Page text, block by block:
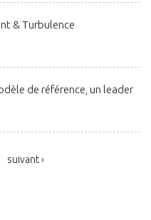
& Turbulence
de référence, un leader
suivant ›